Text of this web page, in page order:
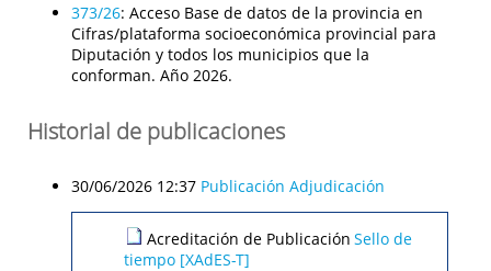
373/26: Acceso Base de datos de la provincia en
Cifras/plataforma socioeconómica provincial para
Diputación y todos los municipios que la
conforman. Año 2026.
Historial de publicaciones
30/06/2026 12:37 Publicación Adjudicación
Acreditación de Publicación Sello de
tiempo [XAdES-T]